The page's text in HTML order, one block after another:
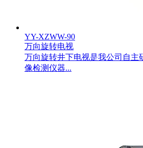
YY-XZWW-90
万向旋转电视
万向旋转井下电视是我公司自主
像检测仪器...